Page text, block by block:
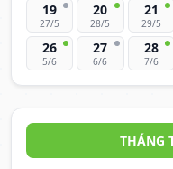
19
27/5
20
28/5
21
29/5
26
5/6
27
6/6
28
7/6
THÁNG